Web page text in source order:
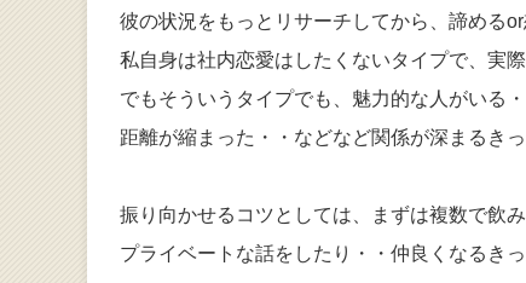
彼の状況をもっとリサーチしてから、諦める
私自身は社内恋愛はしたくないタイプで、実
でもそういうタイプでも、魅力的な人がいる
距離が縮まった・・などなど関係が深まるき
振り向かせるコツとしては、まずは複数で飲
プライベートな話をしたり・・仲良くなるき